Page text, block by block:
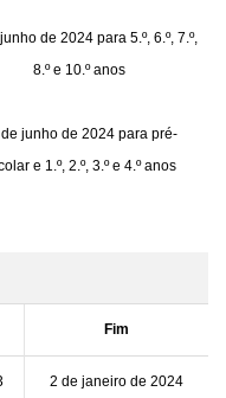
de 2024 para 5.º, 6.º, 7.º,
8.º e 10.º anos
junho de 2024 para pré-
e 1.º, 2.º, 3.º e 4.º anos
Fim
2 de janeiro de 2024